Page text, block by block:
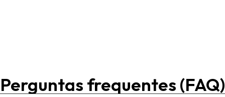
Perguntas frequentes (FAQ)